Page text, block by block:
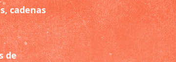
cadenas
de